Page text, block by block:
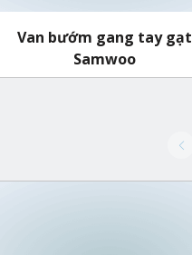
Van bướm gang tay gạt
Samwoo